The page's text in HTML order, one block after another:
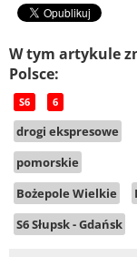
W tym artykule
Polsce:
S6 6
drogi ekspresowe
pomorskie
Bożepole Wielkie
S6 Słupsk - Gdańsk